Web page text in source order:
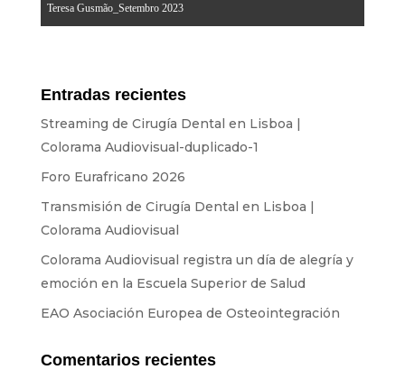
Pantallas y Proyección
Identidad visual
Películas y series
ALQUILER
Estudio
Equipo
SOBRE NOSOTROS
NOTICIAS
Teresa Gusmão_Setembro 2023
Entradas recientes
Streaming de Cirugía Dental en Lisboa |
Colorama Audiovisual-duplicado-1
Foro Eurafricano 2026
Transmisión de Cirugía Dental en Lisboa |
Colorama Audiovisual
Colorama Audiovisual registra un día de alegría y
emoción en la Escuela Superior de Salud
EAO Asociación Europea de Osteointegración
Comentarios recientes